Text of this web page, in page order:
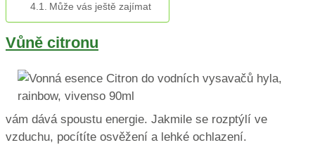
Může vás ještě zajímat
Vůně citronu
vám dává spoustu energie. Jakmile se rozptýlí ve
vzduchu, pocítíte osvěžení a lehké ochlazení.